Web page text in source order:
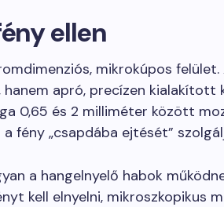
ellen
mikrokúpos felület.
apró, precízen kialakított
0,65 és 2 milliméter között
fény „csapdába ejtését”
a hangelnyelő habok
kell elnyelni, mikroszkopikus